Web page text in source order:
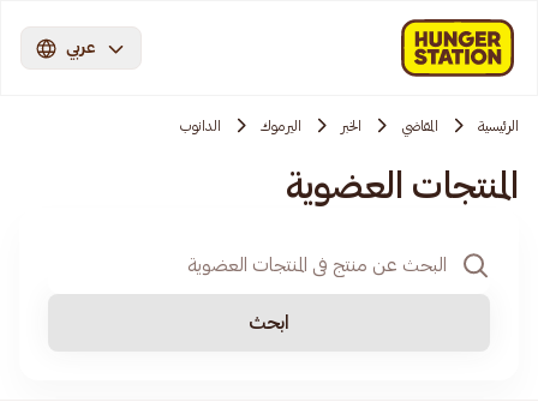
عربي
الرئيسية المقاضي الخبر اليرموك الدانوب
المنتجات العضوية
ابحث